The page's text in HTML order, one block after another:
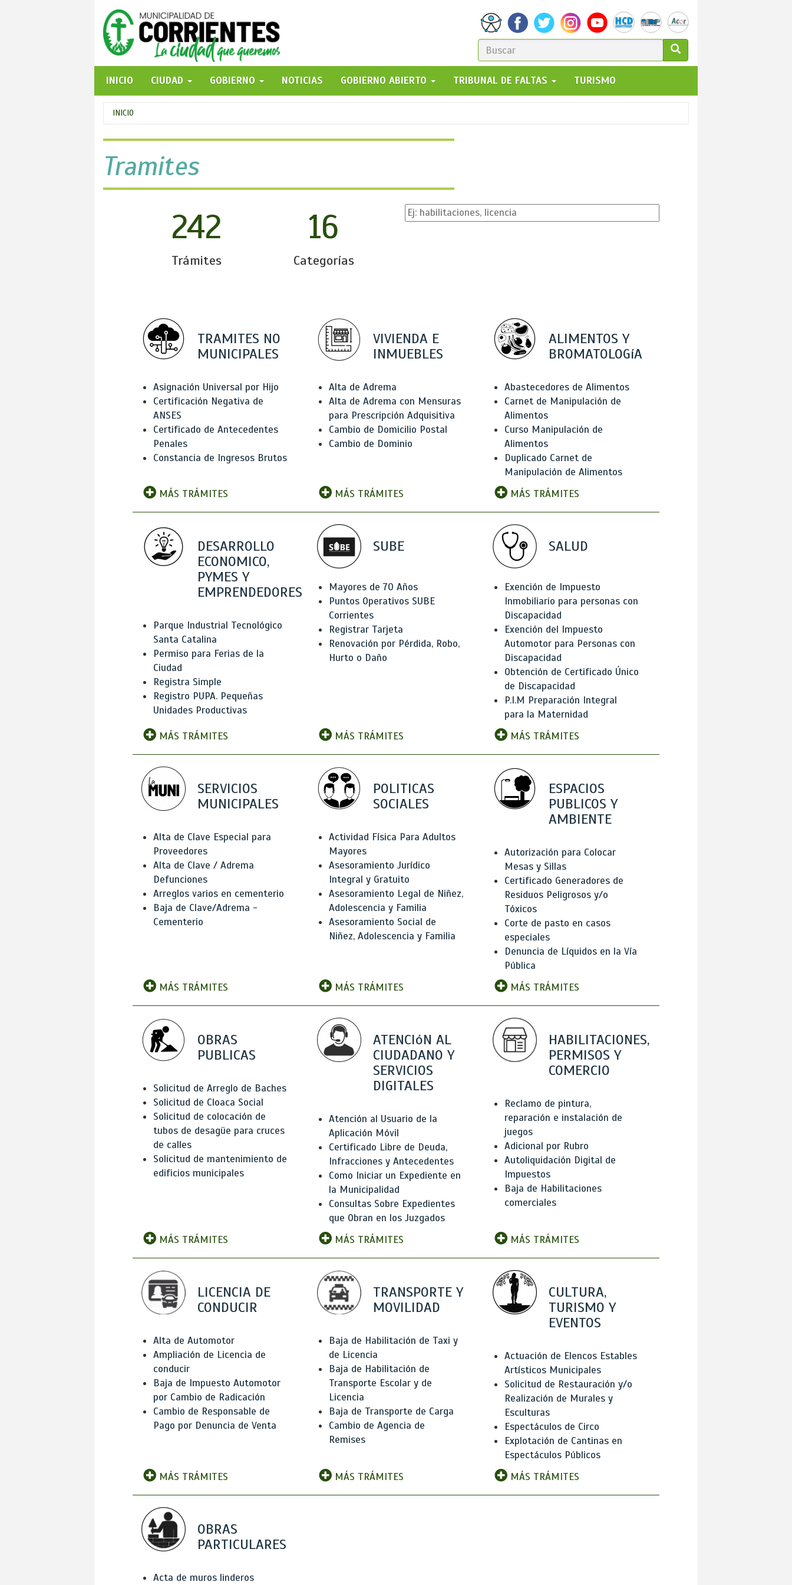
FORMULARIO
DE
BÚSQUEDA
GO!
INICIO
CIUDAD GOBIERNO NOTICIAS GOBIERNO ABIERTO TRIBUNAL DE FALTAS TURISMO
Se
encuentra
usted
aquí
INICIO
Tramites
242
Trámites
16
Categorías
TRAMITES NO
MUNICIPALES
Asignación Universal por Hijo
Certificación Negativa de
ANSES
Certificado de Antecedentes
Penales
Constancia de Ingresos Brutos
MÁS TRÁMITES
VIVIENDA E
INMUEBLES
Alta de Adrema
Alta de Adrema con Mensuras
para Prescripción Adquisitiva
Cambio de Domicilio Postal
Cambio de Dominio
MÁS TRÁMITES
ALIMENTOS Y
BROMATOLOGíA
Abastecedores de Alimentos
Carnet de Manipulación de
Alimentos
Curso Manipulación de
Alimentos
Duplicado Carnet de
Manipulación de Alimentos
MÁS TRÁMITES
DESARROLLO
ECONOMICO,
PYMES Y
EMPRENDEDORES
Parque Industrial Tecnológico
Santa Catalina
Permiso para Ferias de la
Ciudad
Registra Simple
Registro PUPA. Pequeñas
Unidades Productivas
MÁS TRÁMITES
SUBE
Mayores de 70 Años
Puntos Operativos SUBE
Corrientes
Registrar Tarjeta
Renovación por Pérdida, Robo,
Hurto o Daño
MÁS TRÁMITES
SALUD
Exención de Impuesto
Inmobiliario para personas con
Discapacidad
Exención del Impuesto
Automotor para Personas con
Discapacidad
Obtención de Certificado Único
de Discapacidad
P.I.M Preparación Integral
para la Maternidad
MÁS TRÁMITES
SERVICIOS
MUNICIPALES
Alta de Clave Especial para
Proveedores
Alta de Clave / Adrema
Defunciones
Arreglos varios en cementerio
Baja de Clave/Adrema -
Cementerio
MÁS TRÁMITES
POLITICAS
SOCIALES
Actividad Física Para Adultos
Mayores
Asesoramiento Jurídico
Integral y Gratuito
Asesoramiento Legal de Niñez,
Adolescencia y Familia
Asesoramiento Social de
Niñez, Adolescencia y Familia
MÁS TRÁMITES
ESPACIOS
PUBLICOS Y
AMBIENTE
Autorización para Colocar
Mesas y Sillas
Certificado Generadores de
Residuos Peligrosos y/o
Tóxicos
Corte de pasto en casos
especiales
Denuncia de Líquidos en la Vía
Pública
MÁS TRÁMITES
OBRAS
PUBLICAS
Solicitud de Arreglo de Baches
Solicitud de Cloaca Social
Solicitud de colocación de
tubos de desagüe para cruces
de calles
Solicitud de mantenimiento de
edificios municipales
MÁS TRÁMITES
ATENCIóN AL
CIUDADANO Y
SERVICIOS
DIGITALES
Atención al Usuario de la
Aplicación Móvil
Certificado Libre de Deuda,
Infracciones y Antecedentes
Como Iniciar un Expediente en
la Municipalidad
Consultas Sobre Expedientes
que Obran en los Juzgados
MÁS TRÁMITES
HABILITACIONES,
PERMISOS Y
COMERCIO
Reclamo de pintura,
reparación e instalación de
juegos
Adicional por Rubro
Autoliquidación Digital de
Impuestos
Baja de Habilitaciones
comerciales
MÁS TRÁMITES
LICENCIA DE
CONDUCIR
Alta de Automotor
Ampliación de Licencia de
conducir
Baja de Impuesto Automotor
por Cambio de Radicación
Cambio de Responsable de
Pago por Denuncia de Venta
MÁS TRÁMITES
TRANSPORTE Y
MOVILIDAD
Baja de Habilitación de Taxi y
de Licencia
Baja de Habilitación de
Transporte Escolar y de
Licencia
Baja de Transporte de Carga
Cambio de Agencia de
Remises
MÁS TRÁMITES
CULTURA,
TURISMO Y
EVENTOS
Actuación de Elencos Estables
Artísticos Municipales
Solicitud de Restauración y/o
Realización de Murales y
Esculturas
Espectáculos de Circo
Explotación de Cantinas en
Espectáculos Públicos
MÁS TRÁMITES
OBRAS
PARTICULARES
Acta de muros linderos